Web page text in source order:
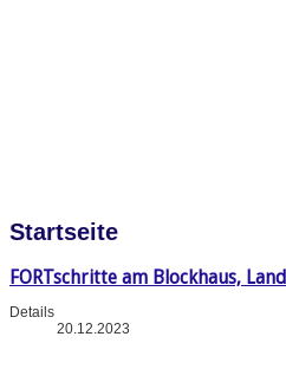
Startseite
FORTschritte am Blockhaus,
Details
20.12.2023